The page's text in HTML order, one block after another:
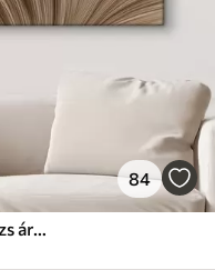
84
Dombornyomott levelek meleg bézs árnyalatokban